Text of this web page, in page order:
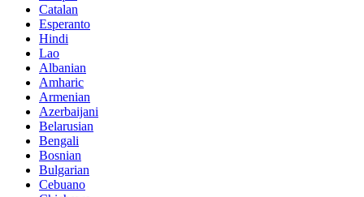
Catalan
Esperanto
Hindi
Lao
Albanian
Amharic
Armenian
Azerbaijani
Belarusian
Bengali
Bosnian
Bulgarian
Cebuano